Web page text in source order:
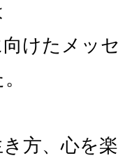
けたメッ
方、心を